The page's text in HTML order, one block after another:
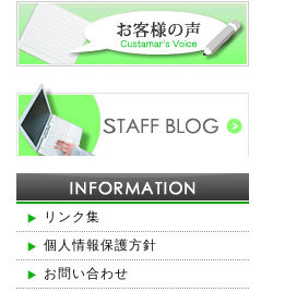
リンク集
個人情報保護方針
お問い合わせ